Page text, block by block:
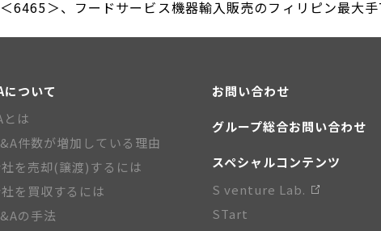
6465＞、フードサービス機器輸入販売のフィリピン最大
について
とは
件数が増加している理由
を売却(譲渡)するには
を買収するには
の手法
お問い合わせ
グループ総合お問い合わせ
スペシャルコンテンツ
S venture Lab.
STart